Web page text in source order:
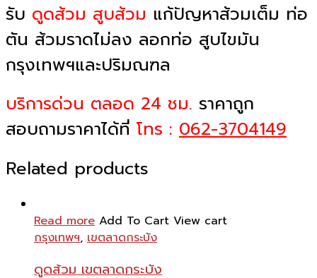
รับ ดูดส้วม สูบส้วม แก้ปัญหาส้วมเต็ม ท่อ
ตัน ส้วมราดไม่ลง ลอกท่อ สูบไขมัน
กรุงเทพฯและปริมณฑล
บริการด่วน ตลอด 24 ชม. ราคาถูก
สอบถามราคาได้ที่ โทร : 062-3704149
Related products
Read more Add To Cart View cart
กรุงเทพฯ, เขตลาดกระบัง
ดูดส้วม เขตลาดกระบัง